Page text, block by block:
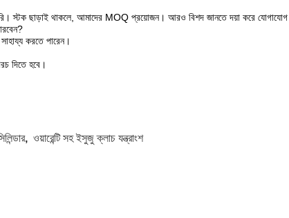
স্টক ছাড়াই থাকলে, আমাদের MOQ প্রয়োজন। আরও বিশদ জানতে দয়া করে
করতে পারেন।
দিতে হবে।
, ওয়ারেন্টি সহ ইসুজু ক্লাচ যন্ত্রাংশ